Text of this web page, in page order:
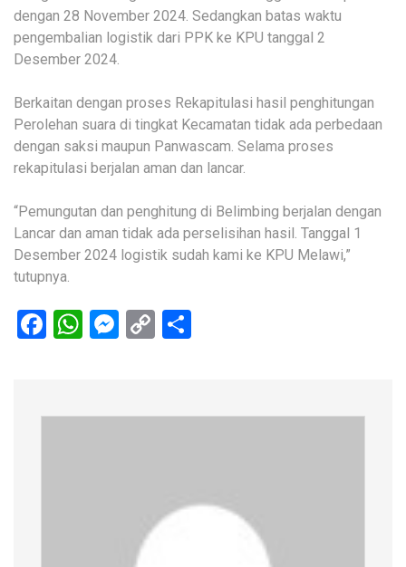
dengan 28 November 2024. Sedangkan batas waktu
pengembalian logistik dari PPK ke KPU tanggal 2
Desember 2024.
Berkaitan dengan proses Rekapitulasi hasil penghitungan
Perolehan suara di tingkat Kecamatan tidak ada perbedaan
dengan saksi maupun Panwascam. Selama proses
rekapitulasi berjalan aman dan lancar.
“Pemungutan dan penghitung di Belimbing berjalan dengan
Lancar dan aman tidak ada perselisihan hasil. Tanggal 1
Desember 2024 logistik sudah kami ke KPU Melawi,”
tutupnya.
Facebook
WhatsApp
Messenger
Copy